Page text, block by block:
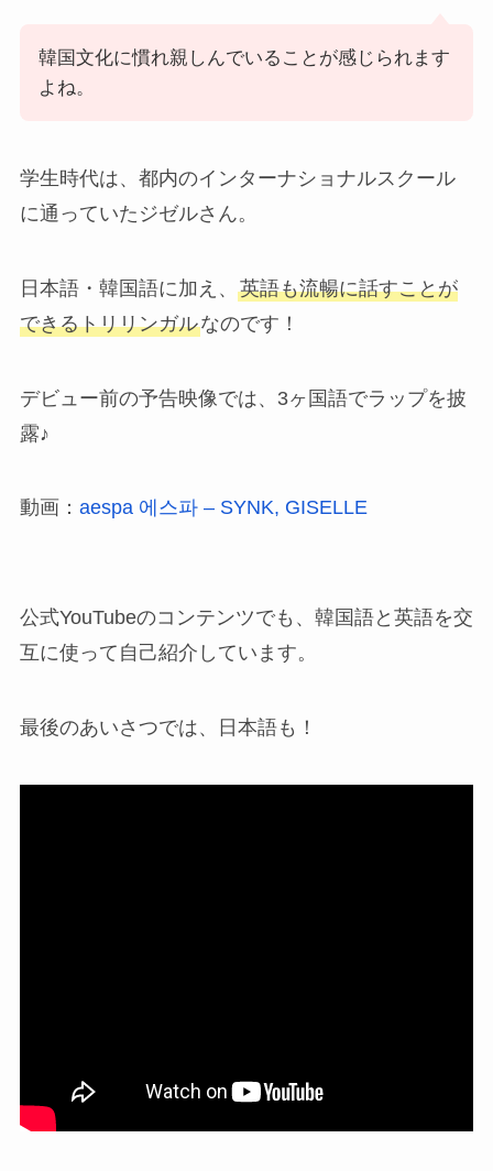
韓国文化に慣れ親しんでいることが感じられます
よね。
学生時代は、都内のインターナショナルスクール
に通っていたジゼルさん。
日本語・韓国語に加え、 英語も流暢に話すことが
できるトリリンガルなのです！
デビュー前の予告映像では、3ヶ国語でラップを披
露♪
動画： aespa 에스파 – SYNK, GISELLE
公式YouTubeのコンテンツでも、韓国語と英語を交
互に使って自己紹介しています。
最後のあいさつでは、日本語も！